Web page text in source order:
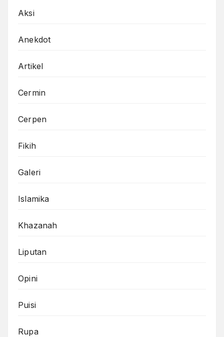
Aksi
Anekdot
Artikel
Cermin
Cerpen
Fikih
Galeri
Islamika
Khazanah
Liputan
Opini
Puisi
Rupa